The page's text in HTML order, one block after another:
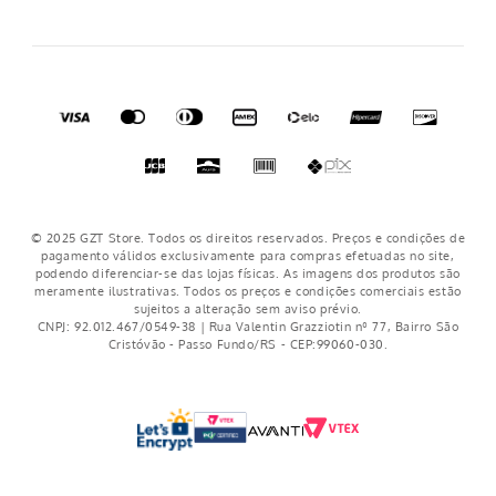
© 2025 GZT Store. Todos os direitos reservados. Preços e condições de
pagamento válidos exclusivamente para compras efetuadas no site,
podendo diferenciar-se das lojas físicas. As imagens dos produtos são
meramente ilustrativas. Todos os preços e condições comerciais estão
sujeitos a alteração sem aviso prévio.
CNPJ: 92.012.467/0549-38 | Rua Valentin Grazziotin nº 77, Bairro São
Cristóvão - Passo Fundo/RS - CEP:99060-030.